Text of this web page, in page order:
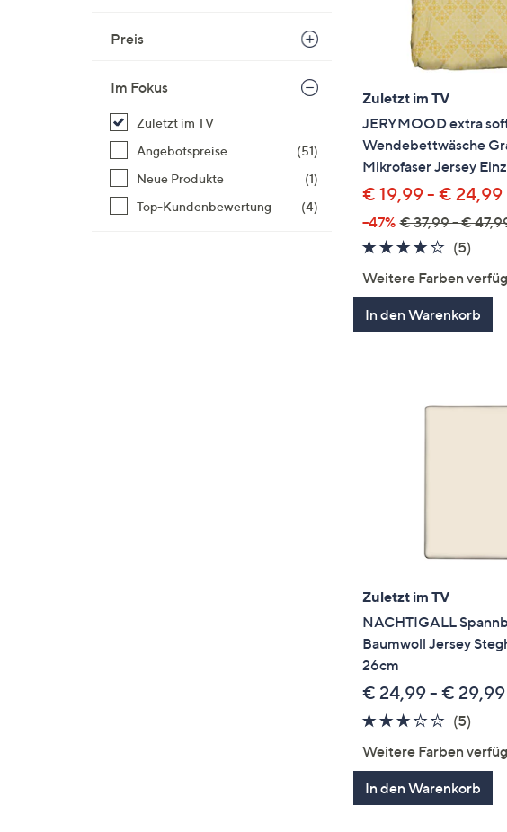
Preis
Im Fokus
Zuletzt im TV
Angebotspreise
(51)
Neue Produkte
(1)
Top-Kundenbewertung
(4)
Zuletzt im TV
JERYMOOD extra
Wendebettwäsche
Mikrofaser Jersey
€ 19,99 - € 24,99
--47% € 37,99 - €
4.0
5
(5)5
Weitere Farben
In den Warenkorb
Zuletzt im TV
NACHTIGALL
Baumwoll Jersey
26cm
€ 24,99 - € 29,99
3.2
(5)5
Weitere Farben
In den Warenkorb